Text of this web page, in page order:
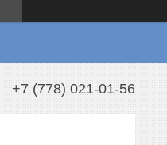
+7 (778) 021-01-56